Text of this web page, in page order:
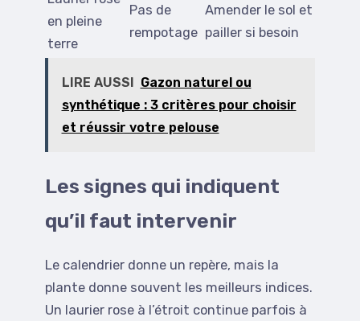
en pleine
terre
Pas de
rempotage
Amender le sol et
pailler si besoin
LIRE AUSSI Gazon naturel ou
synthétique : 3 critères pour choisir
et réussir votre pelouse
Les signes qui indiquent
qu’il faut intervenir
Le calendrier donne un repère, mais la
plante donne souvent les meilleurs indices.
Un laurier rose à l’étroit continue parfois à